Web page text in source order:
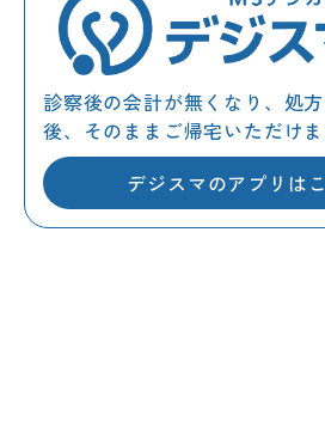
診察後の会計が無くなり、処
後、そのままご帰宅いただけま
デジスマのアプリは